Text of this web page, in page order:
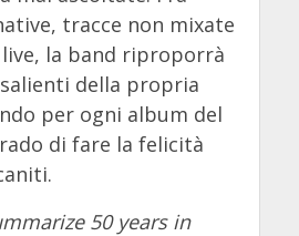
tracce non mixate
la band riproporrà
della propria
per ogni album del
di fare la felicità
50 years in